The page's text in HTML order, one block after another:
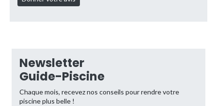
Newsletter
Guide-Piscine
Chaque mois, recevez nos conseils pour rendre votre
piscine plus belle !